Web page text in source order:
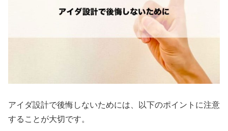
アイダ設計で後悔しないためには、以下のポイントに注意
することが大切です。